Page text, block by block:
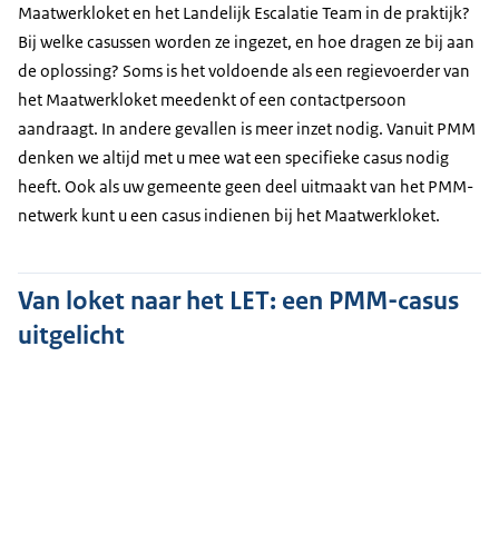
Maatwerkloket en het Landelijk Escalatie Team in de praktijk?
Bij welke casussen worden ze ingezet, en hoe dragen ze bij aan
de oplossing? Soms is het voldoende als een regievoerder van
het Maatwerkloket meedenkt of een contactpersoon
aandraagt. In andere gevallen is meer inzet nodig. Vanuit PMM
denken we altijd met u mee wat een specifieke casus nodig
heeft. Ook als uw gemeente geen deel uitmaakt van het PMM-
netwerk kunt u een casus indienen bij het Maatwerkloket.
Van loket naar het LET: een PMM-casus
uitgelicht